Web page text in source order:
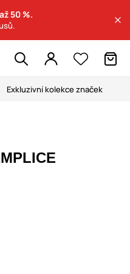
50 %.
Exkluzivní kolekce značek